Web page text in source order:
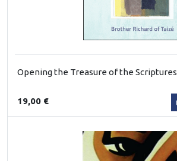
Opening the Treasure of the Scriptures
19,00 €